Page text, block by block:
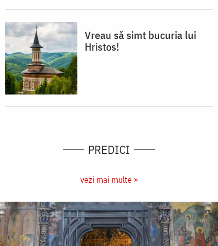
Vreau să simt bucuria lui
Hristos!
PREDICI
vezi mai multe »